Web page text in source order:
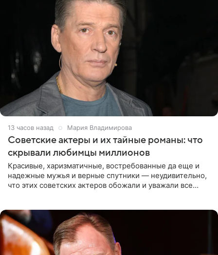
13 часов назад Мария Владимирова
Советские актеры и их тайные романы: что
скрывали любимцы миллионов
Красивые, харизматичные, востребованные да еще и
надежные мужья и верные спутники — неудивительно,
что этих советских актеров обожали и уважали все